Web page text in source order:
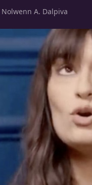
Nolwenn A. Dalpiva